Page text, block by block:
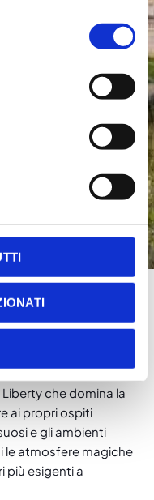
storia di Montecatini
che domina la
ai propri ospiti
e gli ambienti
le atmosfere magiche
più esigenti a